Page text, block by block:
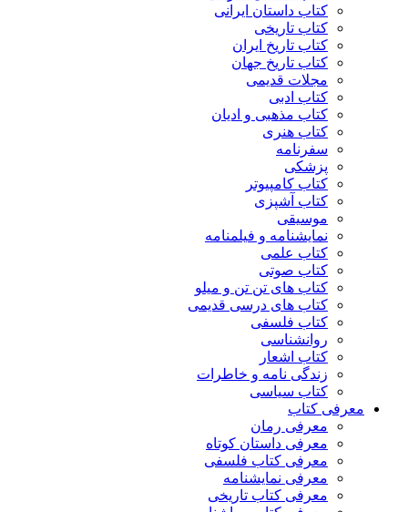
کتاب داستان ایرانی
کتاب تاریخی
کتاب تاریخ ایران
کتاب تاریخ جهان
مجلات قدیمی
کتاب ادبی
کتاب مذهبی و ادیان
کتاب هنری
سفرنامه
پزشکی
کتاب کامپیوتر
کتاب آشپزی
موسیقی
نمایشنامه و فیلمنامه
کتاب علمی
کتاب صوتی
کتاب های تن تن و میلو
کتاب های درسی قدیمی
کتاب فلسفی
روانشناسی
کتاب اشعار
زندگی نامه و خاطرات
کتاب سیاسی
معرفی کتاب
معرفی رمان
معرفی داستان کوتاه
معرفی کتاب فلسفی
معرفی نمایشنامه
معرفی کتاب تاریخی